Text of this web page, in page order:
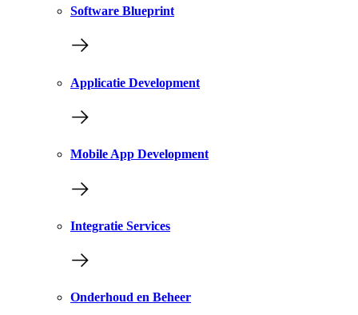
Software Blueprint
Applicatie Development
Mobile App Development
Integratie Services
Onderhoud en Beheer